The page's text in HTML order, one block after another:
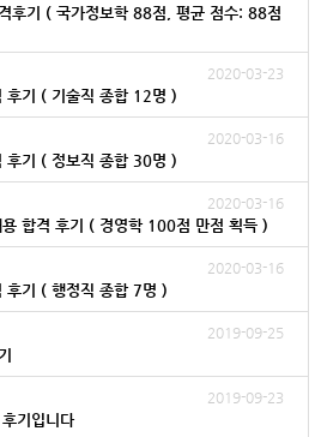
후기 ( 국가정보학 88점, 평균 점수: 88점
2020-03-23
후기 ( 기술직 종합 12명 )
2020-03-16
후기 ( 정보직 종합 30명 )
2020-03-16
합격 후기 ( 경영학 100점 만점 획득 )
2020-03-16
후기 ( 행정직 종합 7명 )
2019-09-25
2019-09-23
기입니다